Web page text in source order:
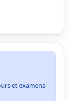
et examens